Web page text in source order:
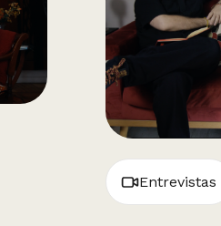
Entrevistas